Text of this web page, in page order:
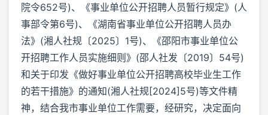
院令652号)、《事业单位公开招聘人员暂行规定》(人
事部令第6号)、《湖南省事业单位公开招聘人员办
法》(湘人社规〔2025〕1号)、《邵阳市事业单位公
开招聘工作人员实施细则》(邵人社发〔2019〕54号)
和关于印发《做好事业单位公开招聘高校毕业生工作
的若干措施》的通知(湘人社规[2024]5号)等文件精
神，结合我市事业单位工作需要，经研究，决定面向